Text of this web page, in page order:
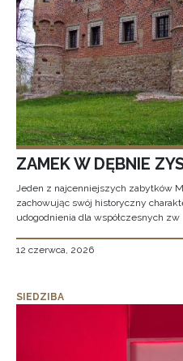
ZAMEK W DĘBNIE
Jeden z najcenniejszych zabytków
zachowując swój historyczny
udogodnienia dla współczesnych zw
12 czerwca, 2026
SIEDZIBA